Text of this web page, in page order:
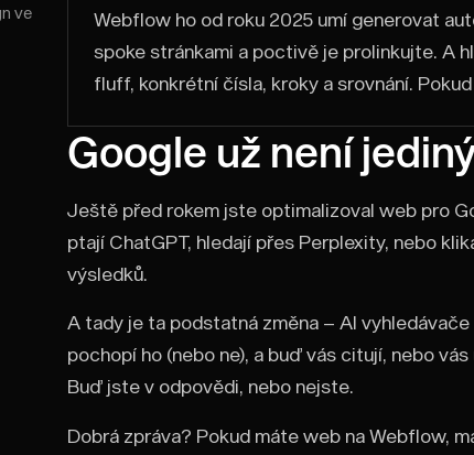
ve
Webflow ho od roku 2025 umí generovat
spoke stránkami a poctivě je prolinkujte. A
fluff, konkrétní čísla, kroky a srovnání.
Google už není
Ještě před rokem jste optimalizoval web pro
ptají ChatGPT, hledají přes Perplexity, nebo
výsledků.
A tady je ta podstatná změna – AI
pochopí ho (nebo ne), a buď vás citují, nebo
Buď jste v odpovědi, nebo nejste.
Dobrá zpráva? Pokud máte web na Webflow,